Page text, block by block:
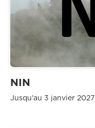
NIN
Jusqu'au 3 janvier 2027